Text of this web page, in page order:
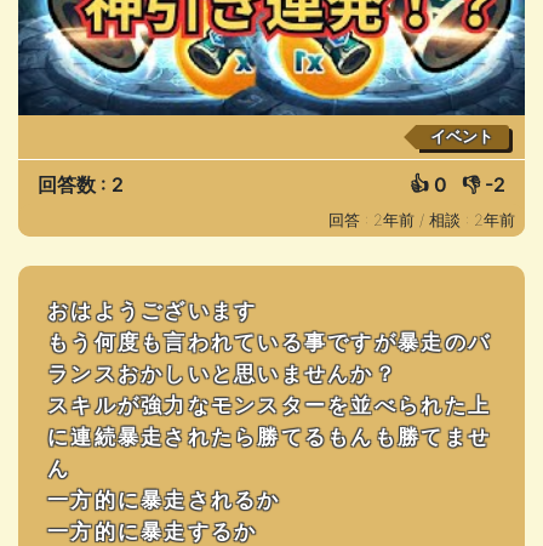
イベント
回答数 : 2 👍 0 👎 -2
回答 : 2年前 / 相談 : 2年前
おはようございます
もう何度も言われている事ですが暴走のバ
ランスおかしいと思いませんか？
スキルが強力なモンスターを並べられた上
に連続暴走されたら勝てるもんも勝てませ
ん
一方的に暴走されるか
一方的に暴走するか